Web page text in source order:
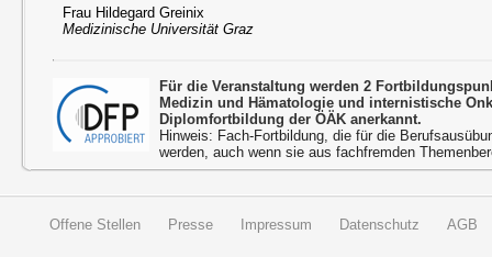
Frau Hildegard Greinix
Medizinische Universität Graz
Für die Veranstaltung werden 2
Medizin und Hämatologie und internistische
Diplomfortbildung der ÖÄK anerkannt.
Hinweis: Fach-Fortbildung, die für die
werden, auch wenn sie aus fachfremden
Offene Stellen Presse Impressum Datenschutz AGB